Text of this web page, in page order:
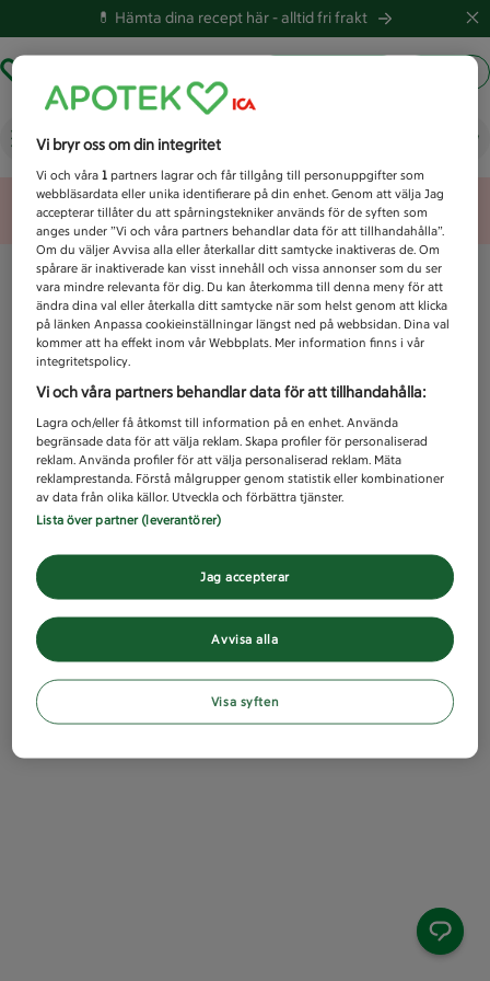
💊 Hämta dina recept här -alltid fri frakt
Vad letar du efter idag?
Unknown error
Vi bryr oss om din integritet
Vi och våra1 partners lagrar och får tillgång till personuppgifter som
webbläsardata eller unika identifierare på din enhet. Genom att välja Jag
accepterar tillåter du att spårningstekniker används för de syften som
anges under ”Vi och våra partners behandlar data för att tillhandahålla”.
Om du väljer Avvisa alla eller återkallar ditt samtycke inaktiveras de. Om
spårare är inaktiverade kan visst innehåll och vissa annonser som du ser
vara mindre relevanta för dig. Du kan återkomma till denna meny för att
ändra dina val eller återkalla ditt samtycke när som helst genom att klicka
på länken Anpassa cookieinställningar längst ned på webbsidan. Dina val
kommer att ha effekt inom vår Webbplats. Mer information finns i vår
integritetspolicy.
Vi och våra partners behandlar data för att tillhandahålla:
Lagra och/eller få åtkomst till information på en enhet. Använda
begränsade data för att välja reklam. Skapa profiler för personaliserad
reklam. Använda profiler för att välja personaliserad reklam. Mäta
reklamprestanda. Förstå målgrupper genom statistik eller kombinationer
av data från olika källor. Utveckla och förbättra tjänster.
Lista över partner (leverantörer)
Avvisa alla
Jag accepterar
Visa syften